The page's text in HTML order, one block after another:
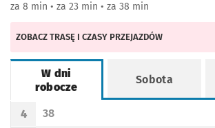
za 8 min • za 23 min • za 38 min
ZOBACZ TRASĘ I CZASY PRZEJAZDÓW
W dni
robocze
Sobota
Rozkład jazdy -
Godzina odjazdu
4
Odjazd
38
minut po godzinie 4